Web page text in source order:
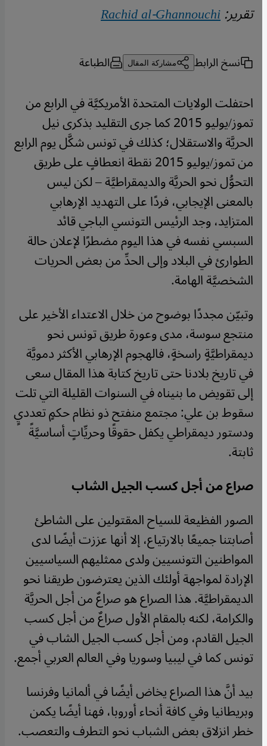
تقرير:Rachid al-Ghannouchi
نسخ الرابط مشاركة المقال الطباعة
احتفلت الولايات المتحدة الأمريكيَّة في الرابع من
تموز/يوليو 2015 كما جرى التقليد بذكرى نيل
الحريَّة والاستقلال؛ كذلك في تونس شكَّل يوم الرابع
من تموز/يوليو 2015 نقطة انعطافٍ على طريق
التحوُّل نحو الحريَّة والديمقراطيَّة – لكن ليس
بالمعنى الإيجابي، فردًا على التهديد الإرهابي
المتزايد، وجد الرئيس التونسي الباجي قائد
السبسي نفسه في هذا اليوم مضطرًا لإعلان حالة
الطوارئ في البلاد وإلى الحدِّ من بعض الحريات
الشخصيَّة الهامة.
وتبيّن مجددًا بوضوح من خلال الاعتداء الأخير على
منتجع سوسة، مدى وعورة طريق تونس نحو
ديمقراطيَّةٍ راسخةٍ، فالهجوم الإرهابي الأكثر دمويَّة
في تاريخ بلادنا حتى تاريخ كتابة هذا المقال سعى
إلى تقويض ما بنيناه في السنوات القليلة التي تلت
سقوط بن علي: مجتمع منفتح ذو نظام حكمٍ تعدديٍ
ودستور ديمقراطي يكفل حقوقًا وحريِّاتٍ أساسيَّةً
ثابتة.
صراع من أجل كسب الجيل الشاب
الصور الفظيعة للسياح المقتولين على الشاطئ
أصابتنا جميعًا بالارتياع، إلا أنها عززت أيضًا لدى
المواطنين التونسيين ولدى ممثليهم السياسيين
الإرادة لمواجهة أولئك الذين يعترضون طريقنا نحو
الديمقراطيَّة. هذا الصراع هو صراعٌ من أجل الحريَّة
والكرامة، لكنه بالمقام الأول صراعٌ من أجل كسب
الجيل القادم، ومن أجل كسب الجيل الشاب في
تونس كما في ليبيا وسوريا وفي العالم العربي أجمع.
بيد أنَّ هذا الصراع يخاض أيضًا في ألمانيا وفرنسا
وبريطانيا وفي كافة أنحاء أوروبا، فهنا أيضًا يكمن
خطر انزلاق بعض الشباب نحو التطرف والتعصب.